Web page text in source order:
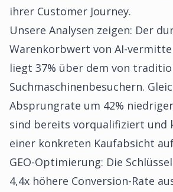
ihrer Customer Journey.
Unsere Analysen zeigen: Der
Warenkorbwert von AI-
liegt 37% über dem von
Suchmaschinenbesuchern.
Absprungrate um 42%
sind bereits vorqualifiziert und
einer konkreten Kaufabsicht
GEO-Optimierung: Die
4,4x höhere Conversion-Rate